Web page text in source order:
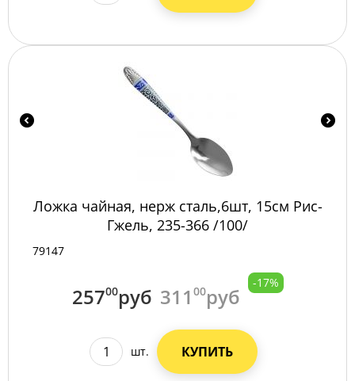
Ложка чайная, нерж сталь,6шт, 15см Рис-
Гжель, 235-366 /100/
79147
25700руб 311 00руб
-17%
шт. КУПИТЬ